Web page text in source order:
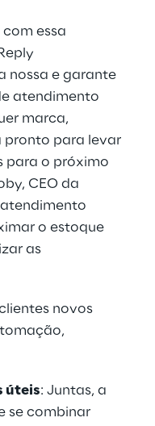
essa
nossa e garante
atendimento
marca,
pronto para levar
para o próximo
CEO da
atendimento
o estoque
as
novos
úteis: Juntas, a
se combinar